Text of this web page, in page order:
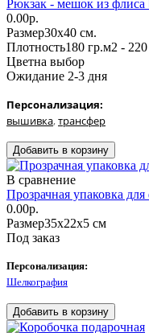
Рюкзак - мешок из флиса
0.00р.
Размер30х40 см.
Плотность180 гр.м2 -
Цветна выбор
Ожидание 2-3 дня
Персонализация:
вышивка,трансфер
В сравнение
Прозрачная упаковка
0.00р.
Размер35х22х5 см
Под заказ
Персонализация:
Шелкография